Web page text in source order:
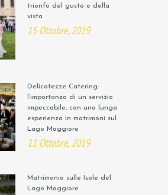
trionfo del gusto e della
vista
15 Ottobre, 2019
Delicatezze Catering:
l’importanza di un servizio
impeccabile, con una lunga
esperienza in matrimoni sul
Lago Maggiore
11 Ottobre, 2019
Matrimonio sulle Isole del
Lago Maggiore